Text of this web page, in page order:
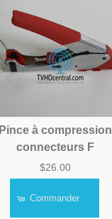
Pince à compression
connecteurs F
$26.00
Commander